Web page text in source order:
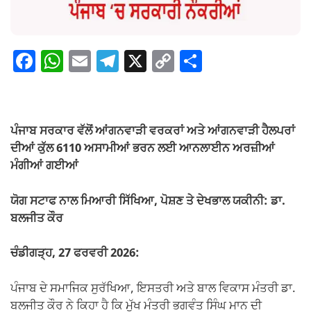
F
e
b
o
o
k
W
s
A
p
p
E T
gr
a
X C
y
Li
k
e
ਪੰਜਾਬ ਸਰਕਾਰ ਵੱਲੋਂ ਆਂਗਨਵਾੜੀ ਵਰਕਰਾਂ ਅਤੇ ਆਂਗਨਵਾੜੀ ਹੈਲਪਰਾਂ
ਦੀਆਂ ਕੁੱਲ 6110 ਅਸਾਮੀਆਂ ਭਰਨ ਲਈ ਆਨਲਾਈਨ ਅਰਜ਼ੀਆਂ
ਮੰਗੀਆਂ ਗਈਆਂ
ਯੋਗ ਸਟਾਫ ਨਾਲ ਮਿਆਰੀ ਸਿੱਖਿਆ, ਪੋਸ਼ਣ ਤੇ ਦੇਖਭਾਲ ਯਕੀਨੀ: ਡਾ.
ਬਲਜੀਤ ਕੌਰ
ਚੰਡੀਗੜ੍ਹ, 27 ਫਰਵਰੀ 2026:
ਪੰਜਾਬ ਦੇ ਸਮਾਜਿਕ ਸੁਰੱਖਿਆ, ਇਸਤਰੀ ਅਤੇ ਬਾਲ ਵਿਕਾਸ ਮੰਤਰੀ ਡਾ.
ਬਲਜੀਤ ਕੌਰ ਨੇ ਕਿਹਾ ਹੈ ਕਿ ਮੁੱਖ ਮੰਤਰੀ ਭਗਵੰਤ ਸਿੰਘ ਮਾਨ ਦੀ